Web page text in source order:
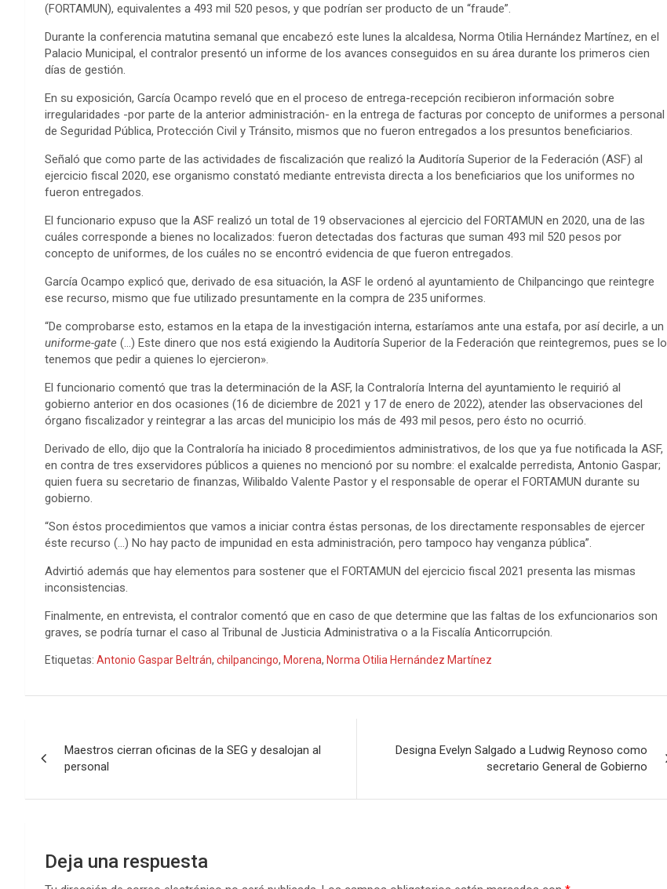
(FORTAMUN), equivalentes a 493 mil 520 pesos, y que podrían ser producto de un “fraude”.
Durante la conferencia matutina semanal que encabezó este lunes la alcaldesa, Norma Otilia Hernández Martínez, en el
Palacio Municipal, el contralor presentó un informe de los avances conseguidos en su área durante los primeros cien
días de gestión.
En su exposición, García Ocampo reveló que en el proceso de entrega-recepción recibieron información sobre
irregularidades -por parte de la anterior administración- en la entrega de facturas por concepto de uniformes a personal
de Seguridad Pública, Protección Civil y Tránsito, mismos que no fueron entregados a los presuntos beneficiarios.
Señaló que como parte de las actividades de fiscalización que realizó la Auditoría Superior de la Federación (ASF) al
ejercicio fiscal 2020, ese organismo constató mediante entrevista directa a los beneficiarios que los uniformes no
fueron entregados.
El funcionario expuso que la ASF realizó un total de 19 observaciones al ejercicio del FORTAMUN en 2020, una de las
cuáles corresponde a bienes no localizados: fueron detectadas dos facturas que suman 493 mil 520 pesos por
concepto de uniformes, de los cuáles no se encontró evidencia de que fueron entregados.
García Ocampo explicó que, derivado de esa situación, la ASF le ordenó al ayuntamiento de Chilpancingo que reintegre
ese recurso, mismo que fue utilizado presuntamente en la compra de 235 uniformes.
“De comprobarse esto, estamos en la etapa de la investigación interna, estaríamos ante una estafa, por así decirle, a un
uniforme-gate (…) Este dinero que nos está exigiendo la Auditoría Superior de la Federación que reintegremos, pues se lo
tenemos que pedir a quienes lo ejercieron».
El funcionario comentó que tras la determinación de la ASF, la Contraloría Interna del ayuntamiento le requirió al
gobierno anterior en dos ocasiones (16 de diciembre de 2021 y 17 de enero de 2022), atender las observaciones del
órgano fiscalizador y reintegrar a las arcas del municipio los más de 493 mil pesos, pero ésto no ocurrió.
Derivado de ello, dijo que la Contraloría ha iniciado 8 procedimientos administrativos, de los que ya fue notificada la ASF,
en contra de tres exservidores públicos a quienes no mencionó por su nombre: el exalcalde perredista, Antonio Gaspar;
quien fuera su secretario de finanzas, Wilibaldo Valente Pastor y el responsable de operar el FORTAMUN durante su
gobierno.
“Son éstos procedimientos que vamos a iniciar contra éstas personas, de los directamente responsables de ejercer
éste recurso (…) No hay pacto de impunidad en esta administración, pero tampoco hay venganza pública”.
Advirtió además que hay elementos para sostener que el FORTAMUN del ejercicio fiscal 2021 presenta las mismas
inconsistencias.
Finalmente, en entrevista, el contralor comentó que en caso de que determine que las faltas de los exfuncionarios son
graves, se podría turnar el caso al Tribunal de Justicia Administrativa o a la Fiscalía Anticorrupción.
Etiquetas: Antonio Gaspar Beltrán, chilpancingo, Morena, Norma Otilia Hernández Martínez
de
entradas
Maestros cierran oficinas de la SEG y desalojan al
personal
Designa Evelyn Salgado a Ludwig Reynoso como
secretario General de Gobierno
Deja una respuesta